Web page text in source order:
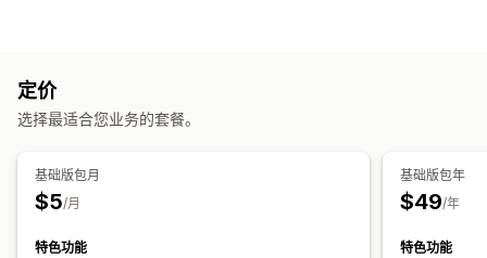
定价
选择最适合您业务的套餐。
基础版包月
$5/月
特色功能
基础版包年
$49/年
特色功能